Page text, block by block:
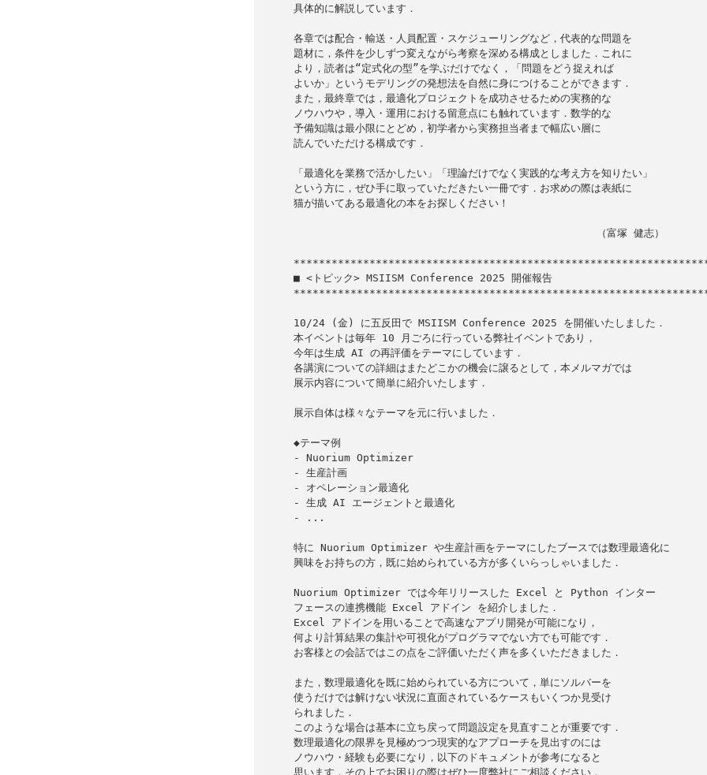
具体的に解説しています．
各章では配合・輸送・人員配置・スケジューリングなど，代表的な問題を
題材に，条件を少しずつ変えながら考察を深める構成としました．これに
より，読者は“定式化の型”を学ぶだけでなく，「問題をどう捉えれば
よいか」というモデリングの発想法を自然に身につけることができます．
また，最終章では，最適化プロジェクトを成功させるための実務的な
ノウハウや，導入・運用における留意点にも触れています．数学的な
予備知識は最小限にとどめ，初学者から実務担当者まで幅広い層に
読んでいただける構成です．
「最適化を業務で活かしたい」「理論だけでなく実践的な考え方を知りたい」
という方に，ぜひ手に取っていただきたい一冊です．お求めの際は表紙に
猫が描いてある最適化の本をお探しください！
■ <トピック> MSIISM Conference 2025 開催報告
10/24 (金) に五反田で MSIISM Conference 2025 を開催いたしました．
本イベントは毎年 10 月ごろに行っている弊社イベントであり，
今年は生成 AI の再評価をテーマにしています．
各講演についての詳細はまたどこかの機会に譲るとして，本メルマガでは
展示内容について簡単に紹介いたします．
展示自体は様々なテーマを元に行いました．
◆テーマ例
- Nuorium Optimizer
- 生産計画
- オペレーション最適化
- 生成 AI エージェントと最適化
- ...
特に Nuorium Optimizer や生産計画をテーマにしたブースでは数理最適化に
興味をお持ちの方，既に始められている方が多くいらっしゃいました．
Nuorium Optimizer では今年リリースした Excel と Python インター
フェースの連携機能 Excel アドイン を紹介しました．
Excel アドインを用いることで高速なアプリ開発が可能になり，
何より計算結果の集計や可視化がプログラマでない方でも可能です．
お客様との会話ではこの点をご評価いただく声を多くいただきました．
また，数理最適化を既に始められている方について，単にソルバーを
使うだけでは解けない状況に直面されているケースもいくつか見受け
られました．
このような場合は基本に立ち戻って問題設定を見直すことが重要です．
数理最適化の限界を見極めつつ現実的なアプローチを見出すのには
ノウハウ・経験も必要になり，以下のドキュメントが参考になると
思います．その上でお困りの際はぜひ一度弊社にご相談ください．